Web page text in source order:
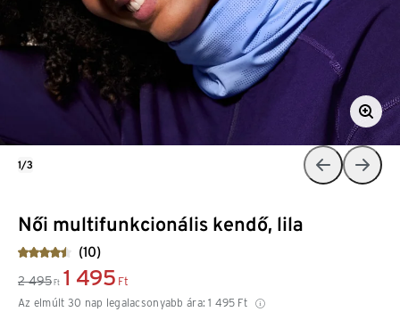
Női multifunkcionális kendő, lila
(10)
2 495 Ft 1 495 Ft
Az elmúlt 30 nap legalacsonyabb ára: 1 495 Ft
1/3